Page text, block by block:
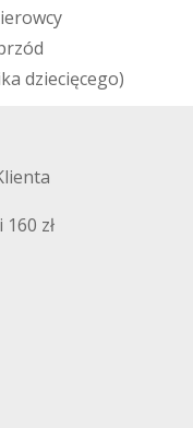
ierowcy
rzód
ka dziecięcego)
zł